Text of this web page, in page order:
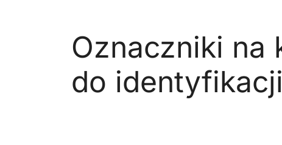
Oznaczniki na
do